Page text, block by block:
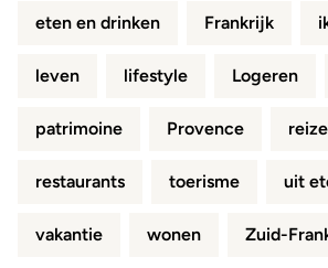
eten en drinken Frankrijk
leven lifestyle Logeren
patrimoine Provence
restaurants toerisme uit
vakantie wonen Zuid-